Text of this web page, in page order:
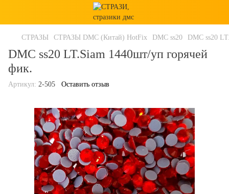
СТРАЗЫ СТРАЗЫ DMC (Китай) HotFix DMC ss20 DMC ss20
DMC ss20 LT.Siam 1440шт/уп горячей
фик.
Артикул: 2-505 Оставить отзыв